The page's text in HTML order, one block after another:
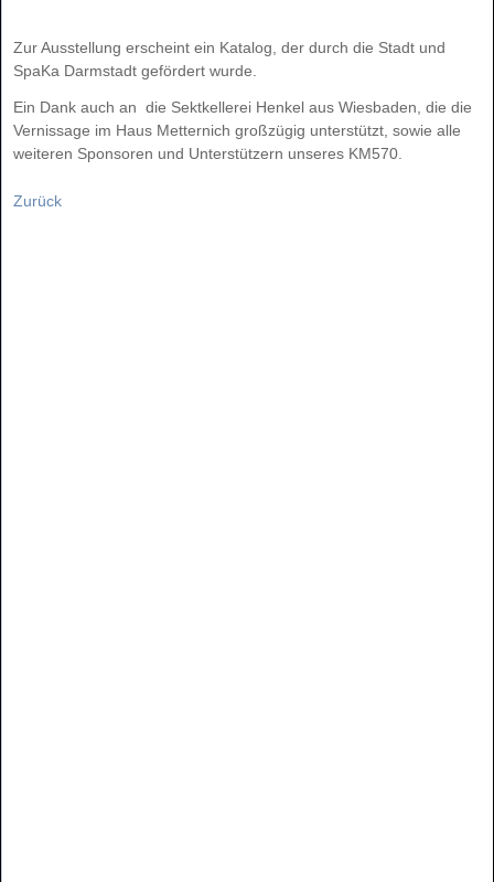
Zur Ausstellung erscheint ein Katalog, der durch die Stadt und
SpaKa Darmstadt gefördert wurde.
Ein Dank auch an die Sektkellerei Henkel aus Wiesbaden, die die
Vernissage im Haus Metternich großzügig unterstützt, sowie alle
weiteren Sponsoren und Unterstützern unseres KM570.
Zurück